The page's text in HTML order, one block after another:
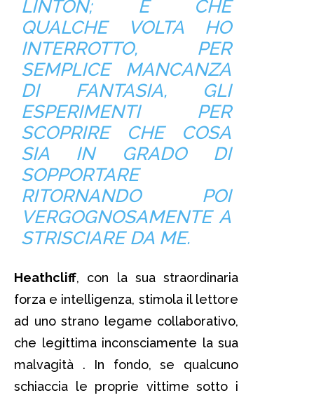
LINTON; E CHE
QUALCHE VOLTA HO
INTERROTTO, PER
SEMPLICE MANCANZA
DI FANTASIA, GLI
ESPERIMENTI PER
SCOPRIRE CHE COSA
SIA IN GRADO DI
SOPPORTARE
RITORNANDO POI
VERGOGNOSAMENTE A
STRISCIARE DA ME.
Heathcliff, con la sua straordinaria
forza e intelligenza, stimola il lettore
ad uno strano legame collaborativo,
che legittima inconsciamente la sua
malvagità . In fondo, se qualcuno
schiaccia le proprie vittime sotto i